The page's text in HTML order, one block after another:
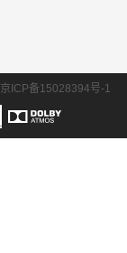
京ICP备15028394号-1